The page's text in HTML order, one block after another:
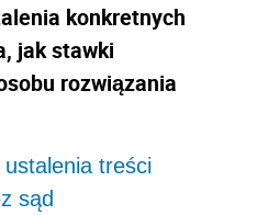
konkretnych
jak stawki
rozwiązania
treści
sąd